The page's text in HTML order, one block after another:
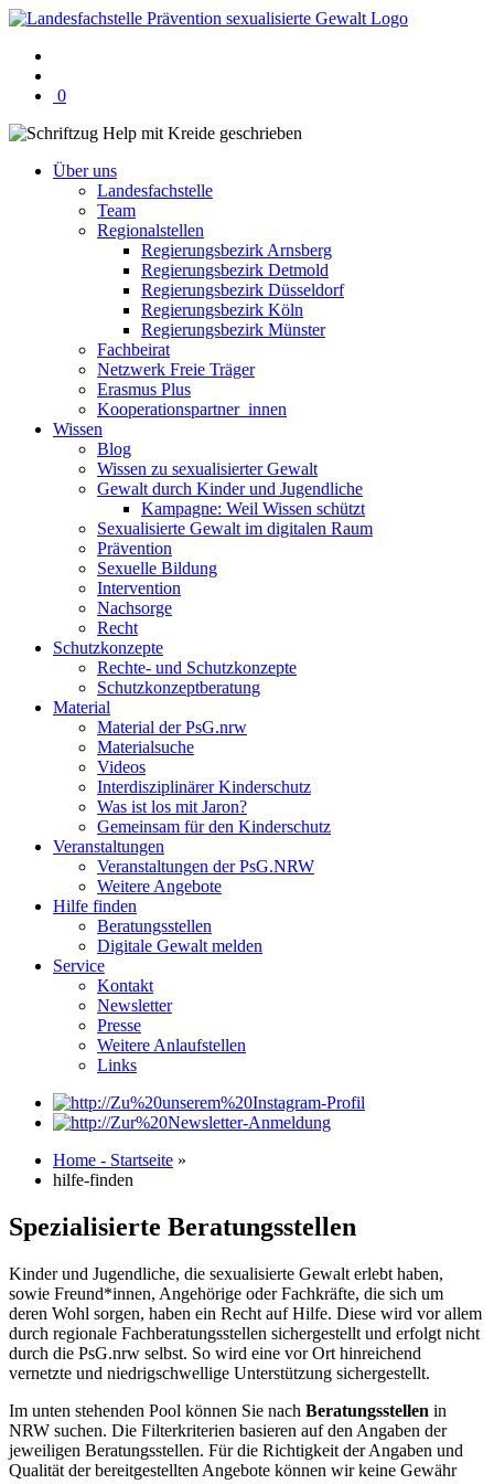
0Warenkorb
0
Über uns
Landesfachstelle
Team
Regionalstellen
Regierungsbezirk Arnsberg
Regierungsbezirk Detmold
Regierungsbezirk Düsseldorf
Regierungsbezirk Köln
Regierungsbezirk Münster
Fachbeirat
Netzwerk Freie Träger
Erasmus Plus
Kooperationspartner_innen
Wissen
Blog
Wissen zu sexualisierter Gewalt
Gewalt durch Kinder und Jugendliche
Kampagne: Weil Wissen schützt
Sexualisierte Gewalt im digitalen Raum
Prävention
Sexuelle Bildung
Intervention
Nachsorge
Recht
Schutzkonzepte
Rechte- und Schutzkonzepte
Schutzkonzeptberatung
Material
Material der PsG.nrw
Materialsuche
Videos
Interdisziplinärer Kinderschutz
Was ist los mit Jaron?
Gemeinsam für den Kinderschutz
Veranstaltungen
Veranstaltungen der PsG.NRW
Weitere Angebote
Hilfe finden
Beratungsstellen
Digitale Gewalt melden
Service
Kontakt
Newsletter
Presse
Weitere Anlaufstellen
Links
Home - Startseite »
hilfe-finden
Spezialisierte Beratungsstellen
Kinder und Jugendliche, die sexualisierte Gewalt erlebt haben,
sowie Freund*innen, Angehörige oder Fachkräfte, die sich um
deren Wohl sorgen, haben ein Recht auf Hilfe. Diese wird vor allem
durch regionale Fachberatungsstellen sichergestellt und erfolgt nicht
durch die PsG.nrw selbst. So wird eine vor Ort hinreichend
vernetzte und niedrigschwellige Unterstützung sichergestellt.
Im unten stehenden Pool können Sie nach Beratungsstellen in
NRW suchen. Die Filterkriterien basieren auf den Angaben der
jeweiligen Beratungsstellen. Für die Richtigkeit der Angaben und
Qualität der bereitgestellten Angebote können wir keine Gewähr